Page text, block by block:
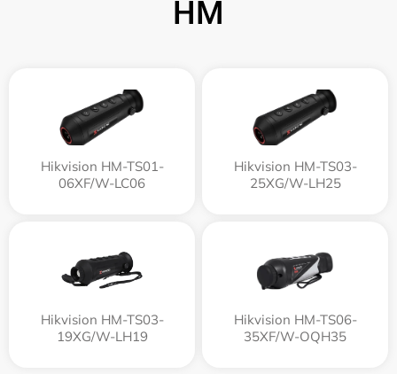
HM
Hikvision HM-TS01-
06XF/W-LC06
Hikvision HM-TS03-
25XG/W-LH25
Hikvision HM-TS03-
19XG/W-LH19
Hikvision HM-TS06-
35XF/W-OQH35